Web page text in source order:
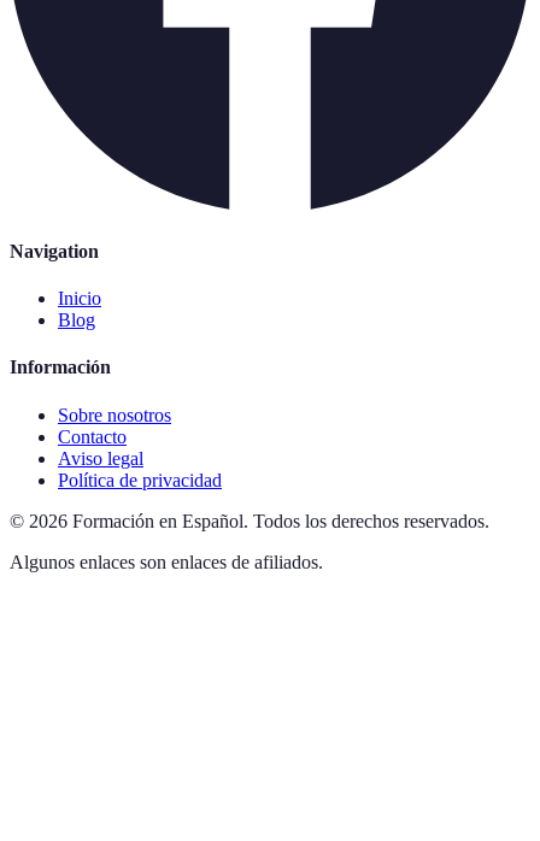
Navigation
Inicio
Blog
Información
Sobre nosotros
Contacto
Aviso legal
Política de privacidad
© 2026 Formación en Español. Todos los derechos reservados.
Algunos enlaces son enlaces de afiliados.